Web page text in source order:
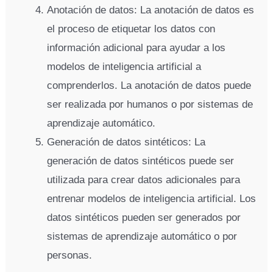
Anotación de datos: La anotación de datos es
el proceso de etiquetar los datos con
información adicional para ayudar a los
modelos de inteligencia artificial a
comprenderlos. La anotación de datos puede
ser realizada por humanos o por sistemas de
aprendizaje automático.
Generación de datos sintéticos: La
generación de datos sintéticos puede ser
utilizada para crear datos adicionales para
entrenar modelos de inteligencia artificial. Los
datos sintéticos pueden ser generados por
sistemas de aprendizaje automático o por
personas.